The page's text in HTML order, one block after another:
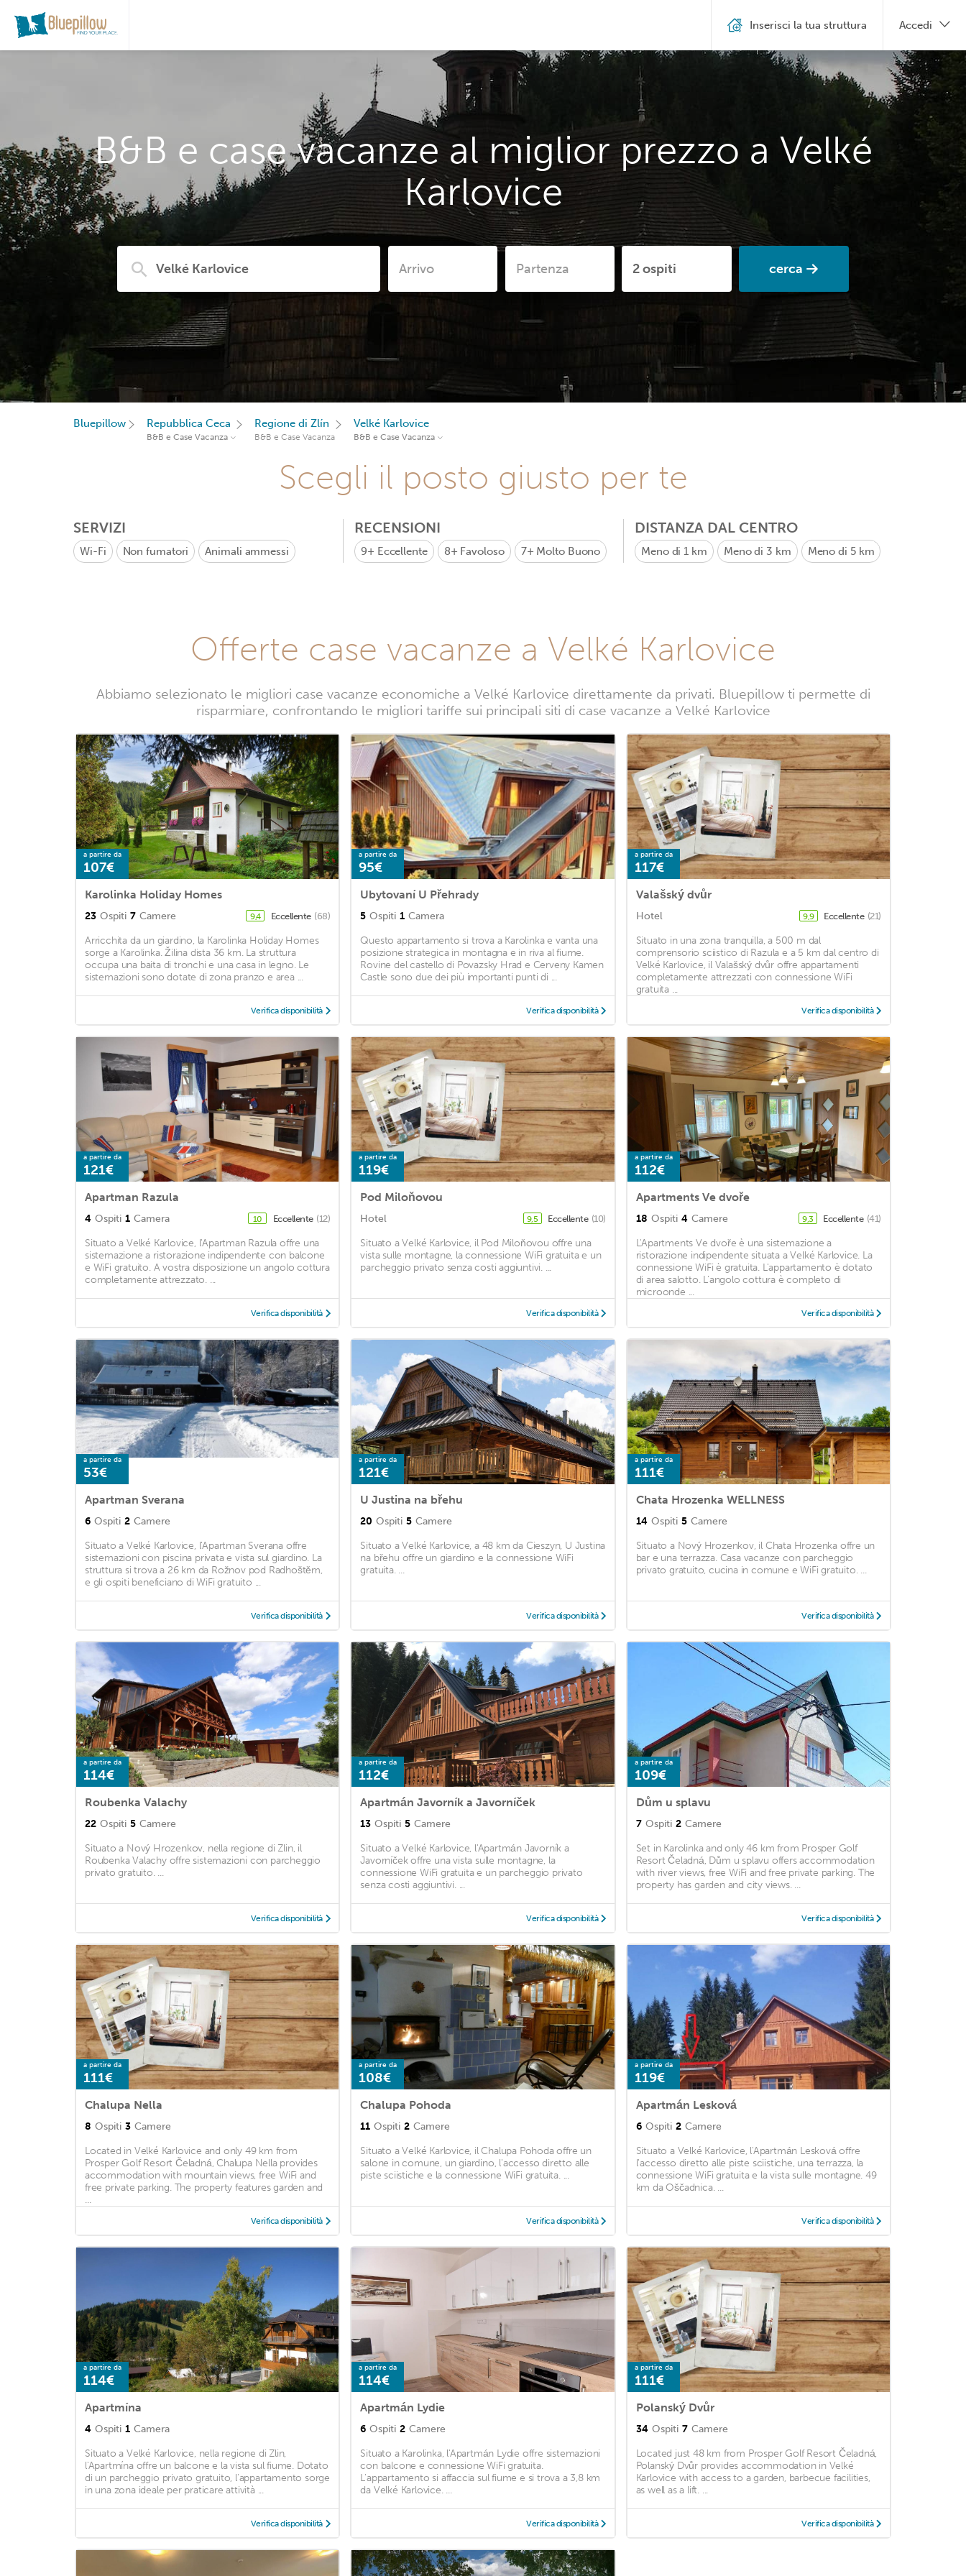
B&B e case vacanze al miglior prezzo a Velké
Karlovice
cerca
Inserisci la tua struttura Accedi
Bluepillow Repubblica Ceca
B&B e Case Vacanza
Regione di Zlín
B&B e Case Vacanza
Velké Karlovice
B&B e Case Vacanza
Scegli il posto giusto per te
SERVIZI
Wi-Fi Non fumatori Animali ammessi
RECENSIONI
9+ Eccellente 8+ Favoloso 7+ Molto Buono
DISTANZA DAL CENTRO
Meno di 1 km Meno di 3 km Meno di 5 km
Offerte case vacanze a Velké Karlovice
Abbiamo selezionato le migliori case vacanze economiche a Velké Karlovice direttamente da privati. Bluepillow ti permette di
risparmiare, confrontando le migliori tariffe sui principali siti di case vacanze a Velké Karlovice
a partire da
107€
Karolinka Holiday Homes
23 Ospiti 7 Camere 9,4 Eccellente (68)
Arricchita da un giardino, la Karolinka Holiday Homes
sorge a Karolinka. Žilina dista 36 km. La struttura
occupa una baita di tronchi e una casa in legno. Le
sistemazioni sono dotate di zona pranzo e area ...
Verifica disponibilità
a partire da
95€
Ubytovaní U Přehrady
5 Ospiti 1 Camera
Questo appartamento si trova a Karolinka e vanta una
posizione strategica in montagna e in riva al fiume.
Rovine del castello di Povazsky Hrad e Cerveny Kamen
Castle sono due dei più importanti punti di ...
Verifica disponibilità
a partire da
117€
Valašský dvůr
Hotel 9,9 Eccellente (21)
Situato in una zona tranquilla, a 500 m dal
comprensorio sciistico di Razula e a 5 km dal centro di
Velké Karlovice, il Valašský dvůr offre appartamenti
completamente attrezzati con connessione WiFi
gratuita ...
Verifica disponibilità
a partire da
121€
Apartman Razula
4 Ospiti 1 Camera 10 Eccellente (12)
Situato a Velké Karlovice, l'Apartman Razula offre una
sistemazione a ristorazione indipendente con balcone
e WiFi gratuito. A vostra disposizione un angolo cottura
completamente attrezzato. ...
Verifica disponibilità
a partire da
119€
Pod Miloňovou
Hotel 9,5 Eccellente (10)
Situato a Velké Karlovice, il Pod Miloňovou offre una
vista sulle montagne, la connessione WiFi gratuita e un
parcheggio privato senza costi aggiuntivi. ...
Verifica disponibilità
a partire da
112€
Apartments Ve dvoře
18 Ospiti 4 Camere 9,3 Eccellente (41)
L'Apartments Ve dvoře è una sistemazione a
ristorazione indipendente situata a Velké Karlovice. La
connessione WiFi è gratuita. L'appartamento è dotato
di area salotto. L'angolo cottura è completo di
microonde ...
Verifica disponibilità
a partire da
53€
Apartman Sverana
6 Ospiti 2 Camere
Situato a Velké Karlovice, l'Apartman Sverana offre
sistemazioni con piscina privata e vista sul giardino. La
struttura si trova a 26 km da Rožnov pod Radhoštěm,
e gli ospiti beneficiano di WiFi gratuito ...
Verifica disponibilità
a partire da
121€
U Justina na břehu
20 Ospiti 5 Camere
Situato a Velké Karlovice, a 48 km da Cieszyn, U Justina
na břehu offre un giardino e la connessione WiFi
gratuita. ...
Verifica disponibilità
a partire da
111€
Chata Hrozenka WELLNESS
14 Ospiti 5 Camere
Situato a Nový Hrozenkov, il Chata Hrozenka offre un
bar e una terrazza. Casa vacanze con parcheggio
privato gratuito, cucina in comune e WiFi gratuito. ...
Verifica disponibilità
a partire da
114€
Roubenka Valachy
22 Ospiti 5 Camere
Situato a Nový Hrozenkov, nella regione di Zlin, il
Roubenka Valachy offre sistemazioni con parcheggio
privato gratuito. ...
Verifica disponibilità
a partire da
112€
Apartmán Javorník a Javorníček
13 Ospiti 5 Camere
Situato a Velké Karlovice, l'Apartmán Javorník a
Javorníček offre una vista sulle montagne, la
connessione WiFi gratuita e un parcheggio privato
senza costi aggiuntivi. ...
Verifica disponibilità
a partire da
109€
Dům u splavu
7 Ospiti 2 Camere
Set in Karolinka and only 46 km from Prosper Golf
Resort Čeladná, Dům u splavu offers accommodation
with river views, free WiFi and free private parking. The
property has garden and city views. ...
Verifica disponibilità
a partire da
111€
Chalupa Nella
8 Ospiti 3 Camere
Located in Velké Karlovice and only 49 km from
Prosper Golf Resort Čeladná, Chalupa Nella provides
accommodation with mountain views, free WiFi and
free private parking. The property features garden and
...
Verifica disponibilità
a partire da
108€
Chalupa Pohoda
11 Ospiti 2 Camere
Situato a Velké Karlovice, il Chalupa Pohoda offre un
salone in comune, un giardino, l'accesso diretto alle
piste sciistiche e la connessione WiFi gratuita. ...
Verifica disponibilità
a partire da
119€
Apartmán Lesková
6 Ospiti 2 Camere
Situato a Velké Karlovice, l'Apartmán Lesková offre
l'accesso diretto alle piste sciistiche, una terrazza, la
connessione WiFi gratuita e la vista sulle montagne. 49
km da Oščadnica. ...
Verifica disponibilità
a partire da
114€
Apartmína
4 Ospiti 1 Camera
Situato a Velké Karlovice, nella regione di Zlin,
l'Apartmína offre un balcone e la vista sul fiume. Dotato
di un parcheggio privato gratuito, l'appartamento sorge
in una zona ideale per praticare attività ...
Verifica disponibilità
a partire da
114€
Apartmán Lydie
6 Ospiti 2 Camere
Situato a Karolinka, l'Apartmán Lydie offre sistemazioni
con balcone e connessione WiFi gratuita.
L'appartamento si affaccia sul fiume e si trova a 3,8 km
da Velké Karlovice. ...
Verifica disponibilità
a partire da
111€
Polanský Dvůr
34 Ospiti 7 Camere
Located just 48 km from Prosper Golf Resort Čeladná,
Polanský Dvůr provides accommodation in Velké
Karlovice with access to a garden, barbecue facilities,
as well as a lift. ...
Verifica disponibilità